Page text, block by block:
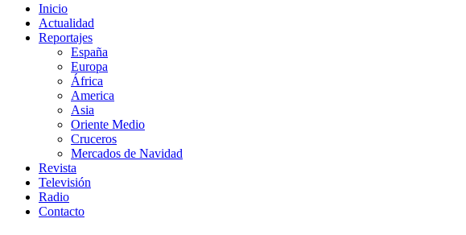
Inicio
Actualidad
Reportajes
España
Europa
África
America
Asia
Oriente Medio
Cruceros
Mercados de Navidad
Revista
Televisión
Radio
Contacto